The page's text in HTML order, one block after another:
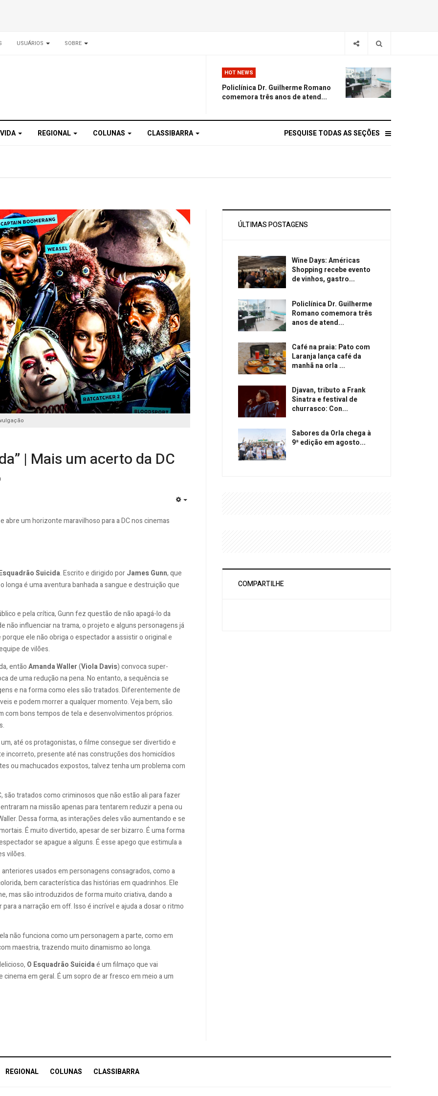
USUÁRIOS SOBRE
HOT NEWS
Policlínica Dr. Guilherme Romano
comemora três anos de atend...
REGIONAL COLUNAS CLASSIBARRA PESQUISE TODAS AS SEÇÕES
| Mais um acerto da DC
um horizonte maravilhoso para a DC nos cinemas
Suicida. Escrito e dirigido porJames Gunn, que
longa é uma aventura banhada a sangue e destruição que
e pela crítica, Gunn fez questão de não apagá-lo da
não influenciar na trama, o projeto e alguns personagens já
ele não obriga o espectador a assistir o original e
de vilões.
entãoAmanda Waller(Viola Davis) convoca super-
de uma redução na pena. No entanto, a sequência se
e na forma como eles são tratados. Diferentemente de
e podem morrer a qualquer momento. Veja bem, são
bons tempos de tela e desenvolvimentos próprios.
até os protagonistas, o filme consegue ser divertido e
incorreto, presente até nas construções dos homicídios
ou machucados expostos, talvez tenha um problema com
são tratados como criminosos que não estão ali para fazer
na missão apenas para tentarem reduzir a pena ou
Dessa forma, as interações deles vão aumentando e se
É muito divertido, apesar de ser bizarro. É uma forma
se apague a alguns. É esse apego que estimula a
vilões.
usados em personagens consagrados, como a
bem característica das histórias em quadrinhos. Ele
mas são introduzidos de forma muito criativa, dando a
a narração em off. Isso é incrível e ajuda a dosar o ritmo
não funciona como um personagem a parte, como em
maestria, trazendo muito dinamismo ao longa.
O Esquadrão Suicidaé um filmaço que vai
em geral. É um sopro de ar fresco em meio a um
ÚLTIMAS POSTAGENS
Wine Days: Américas
Shopping recebe evento
de vinhos, gastro...
Policlínica Dr. Guilherme
Romano comemora três
anos de atend...
Café na praia: Pato com
Laranja lança café da
manhã na orla ...
Djavan, tributo a Frank
Sinatra e festival de
churrasco: Con...
Sabores da Orla chega à
9ª edição em agosto...
COMPARTILHE
REGIONAL COLUNAS CLASSIBARRA